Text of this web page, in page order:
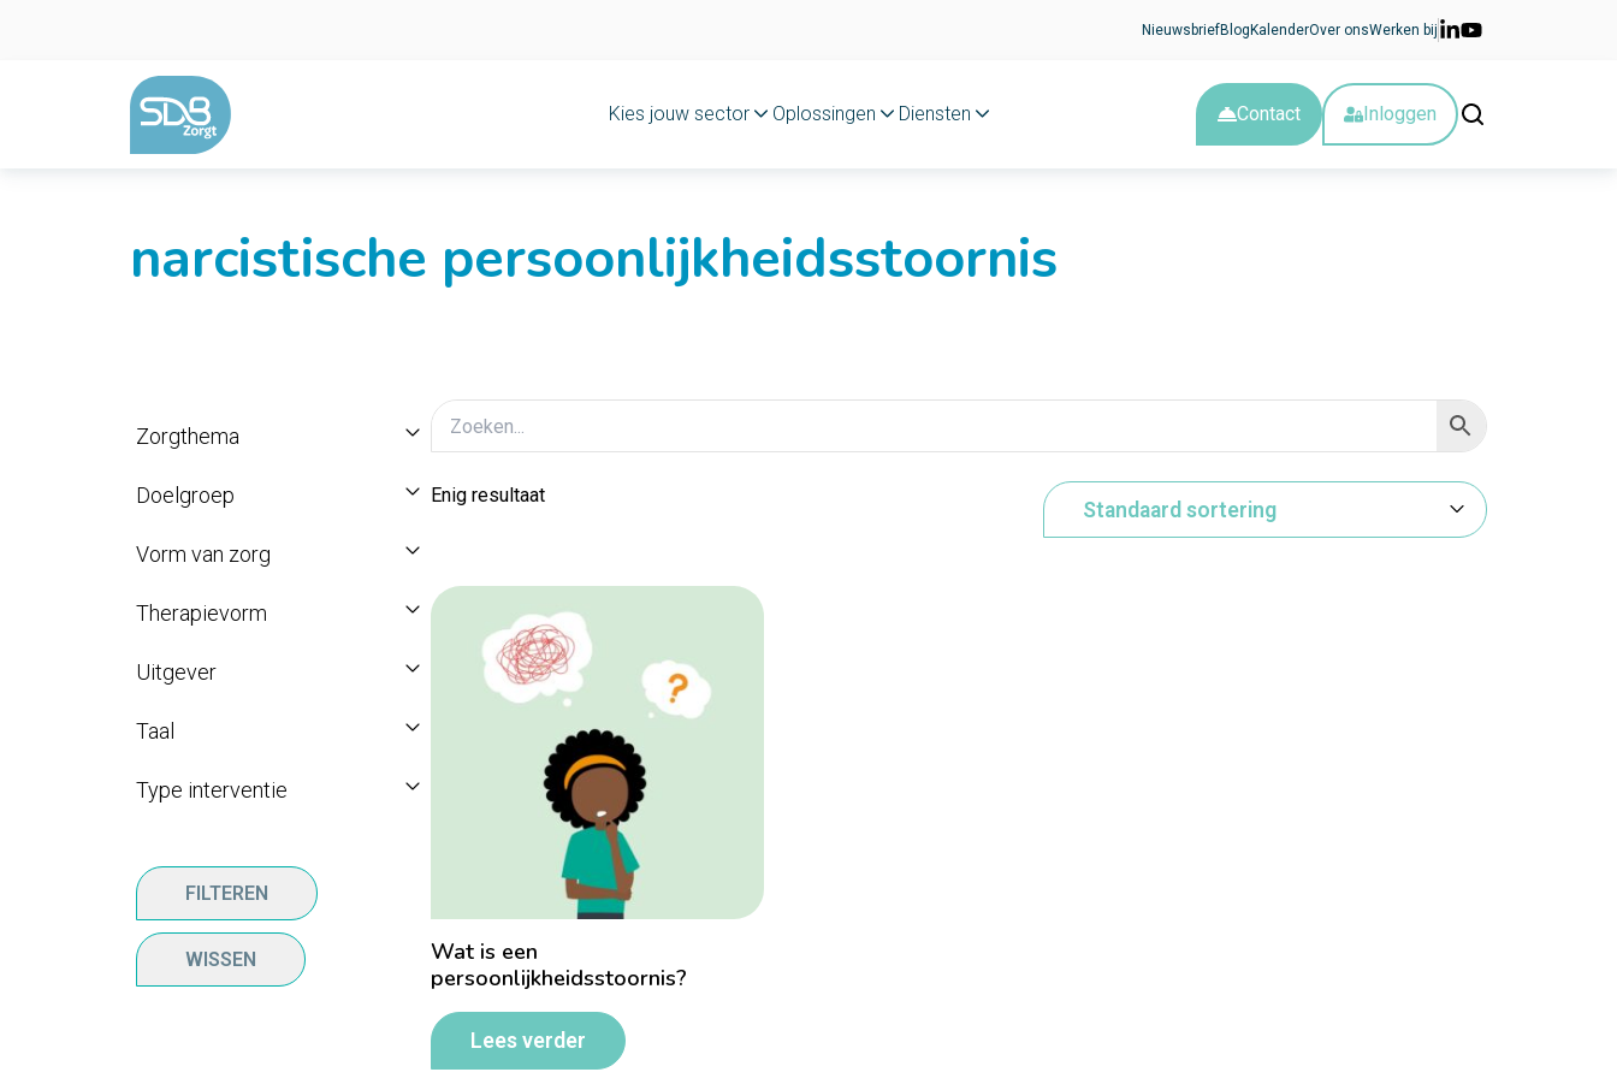
NieuwsbriefBlog KalenderOver onsWerken bij
Kies jouw sector Oplossingen Diensten Contact Inloggen
narcistische persoonlijkheidsstoornis
Zorgthema
Doelgroep
Vorm van zorg
Therapievorm
Uitgever
Taal
Type interventie
FILTEREN
WISSEN
Enig resultaat
Wat is een
persoonlijkheidsstoornis?
Lees verder